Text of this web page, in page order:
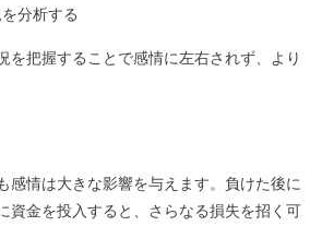
分析する
を把握することで感情に左右されず、より
感情は大きな影響を与えます。負けた後に
資金を投入すると、さらなる損失を招く可